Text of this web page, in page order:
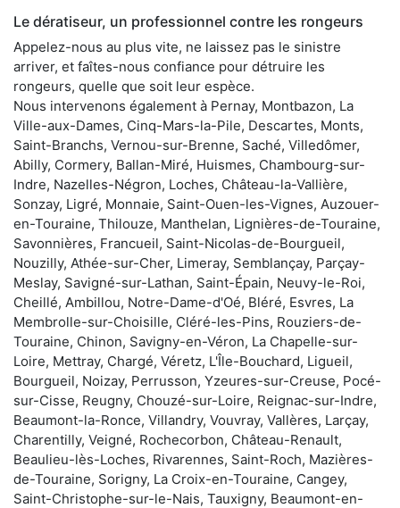
Le dératiseur, un professionnel contre les rongeurs
Appelez-nous au plus vite, ne laissez pas le sinistre
arriver, et faîtes-nous confiance pour détruire les
rongeurs, quelle que soit leur espèce.
Nous intervenons également à Pernay, Montbazon, La
Ville-aux-Dames, Cinq-Mars-la-Pile, Descartes, Monts,
Saint-Branchs, Vernou-sur-Brenne, Saché, Villedômer,
Abilly, Cormery, Ballan-Miré, Huismes, Chambourg-sur-
Indre, Nazelles-Négron, Loches, Château-la-Vallière,
Sonzay, Ligré, Monnaie, Saint-Ouen-les-Vignes, Auzouer-
en-Touraine, Thilouze, Manthelan, Lignières-de-Touraine,
Savonnières, Francueil, Saint-Nicolas-de-Bourgueil,
Nouzilly, Athée-sur-Cher, Limeray, Semblançay, Parçay-
Meslay, Savigné-sur-Lathan, Saint-Épain, Neuvy-le-Roi,
Cheillé, Ambillou, Notre-Dame-d'Oé, Bléré, Esvres, La
Membrolle-sur-Choisille, Cléré-les-Pins, Rouziers-de-
Touraine, Chinon, Savigny-en-Véron, La Chapelle-sur-
Loire, Mettray, Chargé, Véretz, L'Île-Bouchard, Ligueil,
Bourgueil, Noizay, Perrusson, Yzeures-sur-Creuse, Pocé-
sur-Cisse, Reugny, Chouzé-sur-Loire, Reignac-sur-Indre,
Beaumont-la-Ronce, Villandry, Vouvray, Vallères, Larçay,
Charentilly, Veigné, Rochecorbon, Château-Renault,
Beaulieu-lès-Loches, Rivarennes, Saint-Roch, Mazières-
de-Touraine, Sorigny, La Croix-en-Touraine, Cangey,
Saint-Christophe-sur-le-Nais, Tauxigny, Beaumont-en-